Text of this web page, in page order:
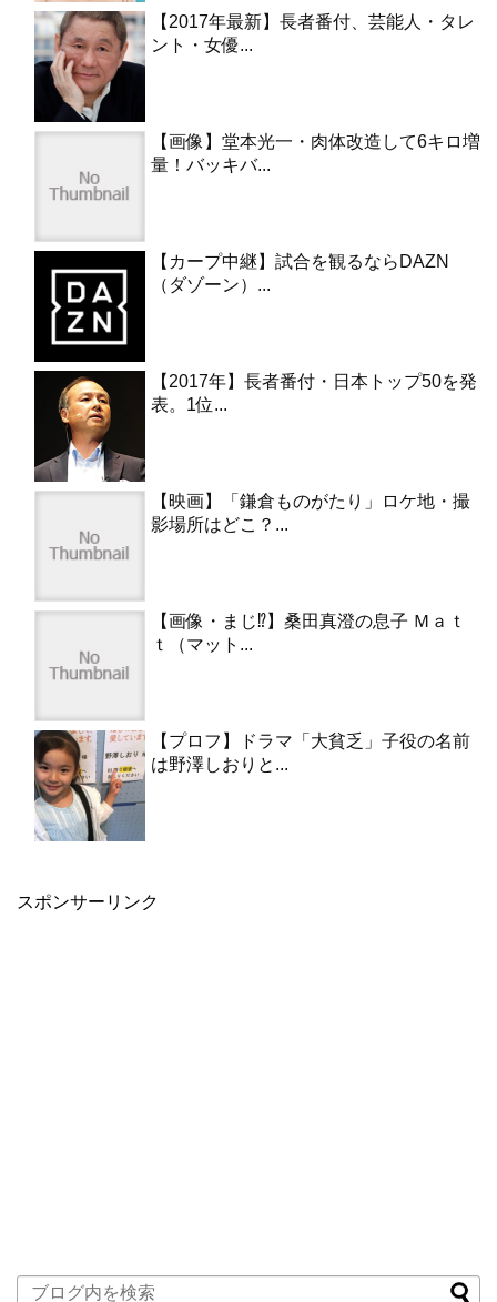
【2017年最新】長者番付、芸能人・タレ
ント・女優...
【画像】堂本光一・肉体改造して6キロ増
量！バッキバ...
【カープ中継】試合を観るならDAZN
（ダゾーン）...
【2017年】長者番付・日本トップ50を発
表。1位...
【映画】「鎌倉ものがたり」ロケ地・撮
影場所はどこ？...
【画像・まじ⁉︎】桑田真澄の息子 Ｍａｔ
ｔ（マット...
【プロフ】ドラマ「大貧乏」子役の名前
は野澤しおりと...
スポンサーリンク